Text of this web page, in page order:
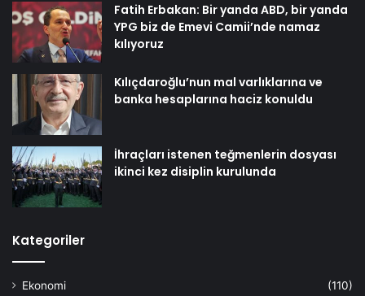
Fatih Erbakan: Bir yanda ABD, bir yanda
YPG biz de Emevi Camii’nde namaz
kılıyoruz
Kılıçdaroğlu’nun mal varlıklarına ve
banka hesaplarına haciz konuldu
İhraçları istenen teğmenlerin dosyası
ikinci kez disiplin kurulunda
Kategoriler
Ekonomi
(110)